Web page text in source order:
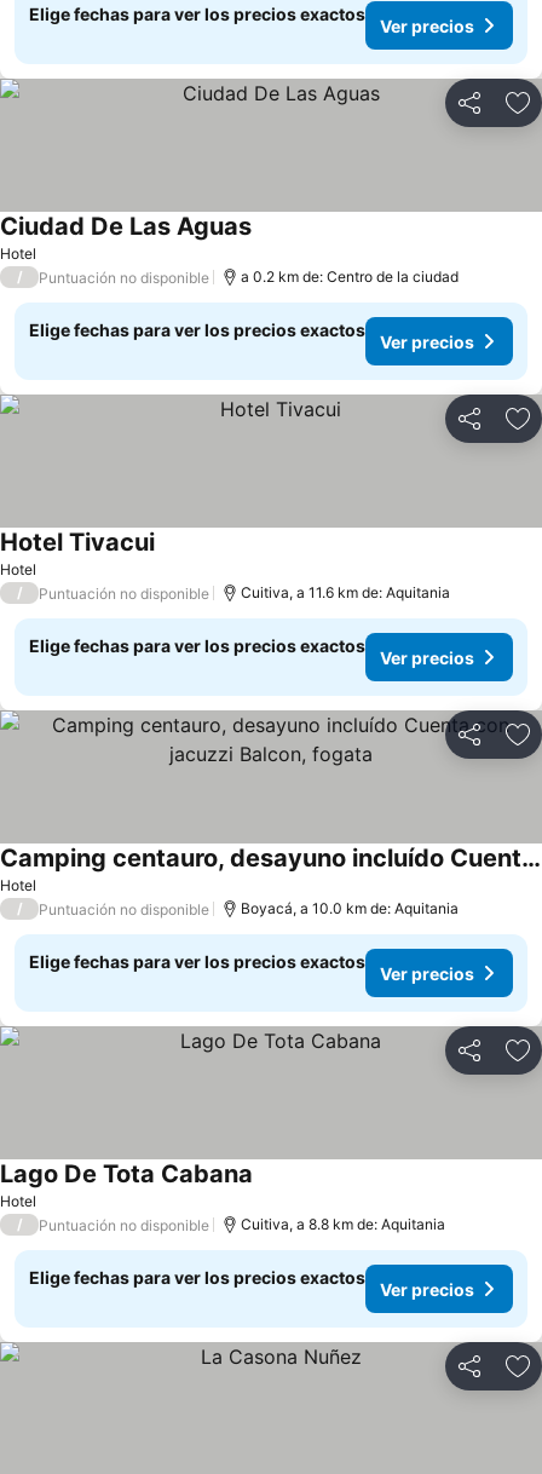
Elige fechas para ver los precios exactos
Ver precios
Compartir
Hotel
Ciudad De Las AguasVer precios
/ Puntuación no disponible a 0.2 km de: Centro de la ciudad
Elige fechas para ver los precios exactos
Ver precios
Compartir
Hotel
Hotel TivacuiVer precios
/ Puntuación no disponible Cuitiva, a 11.6 km de: Aquitania
Elige fechas para ver los precios exactos
Ver precios
Compartir
Hotel
Camping centauro, desayuno incluído Cuenta con jacuzzi Balcon, fogata
Ver precios
/ Puntuación no disponible Boyacá, a 10.0 km de: Aquitania
Elige fechas para ver los precios exactos
Ver precios
Compartir
Hotel
Lago De Tota Cabana
/ Puntuación no disponible Cuitiva, a 8.8 km de: Aquitania
Elige fechas para ver los precios exactos
Ver precios
Compartir